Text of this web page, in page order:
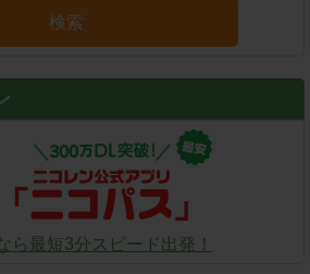
検索
ら最短3分スピード出発！